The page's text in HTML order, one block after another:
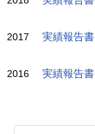
2017 実績報告書
2016 実績報告書